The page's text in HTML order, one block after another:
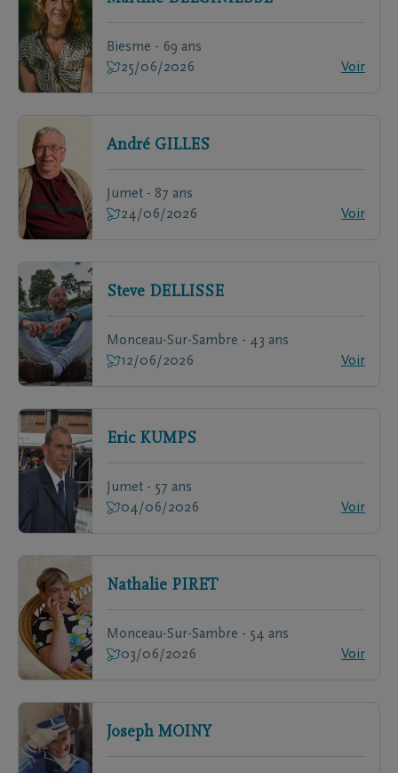
Biesme - 69 ans
25/06/2026
Voir
André GILLES
Jumet - 87 ans
24/06/2026
Voir
Steve DELLISSE
Monceau-Sur-Sambre - 43 ans
12/06/2026
Voir
Eric KUMPS
Jumet - 57 ans
04/06/2026
Voir
Nathalie PIRET
Monceau-Sur-Sambre - 54 ans
03/06/2026
Voir
Joseph MOINY